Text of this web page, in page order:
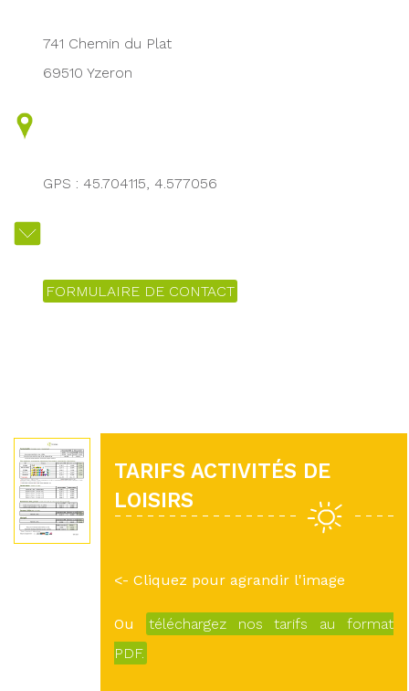
741 Chemin du Plat
69510 Yzeron
GPS : 45.704115, 4.577056
FORMULAIRE DE CONTACT
TARIFS ACTIVITÉS DE
LOISIRS
<- Cliquez pour agrandir l'image
Ou
téléchargez nos tarifs au format
PDF.